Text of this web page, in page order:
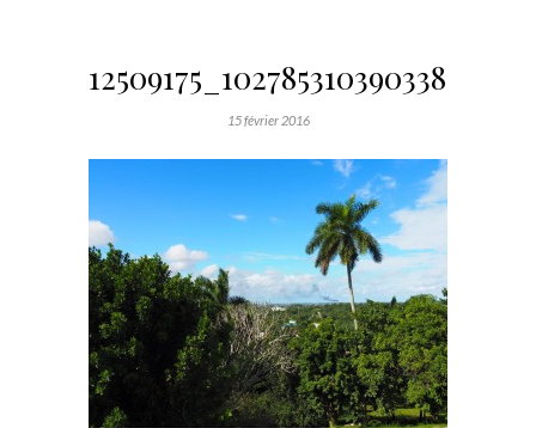
15 février 2016